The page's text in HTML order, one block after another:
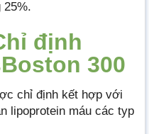
25%.
định
300
chỉ định kết hợp với
lipoprotein máu các typ